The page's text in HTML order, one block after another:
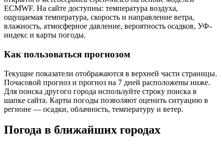
ECMWF. На сайте доступны: температура воздуха,
ощущаемая температура, скорость и направление ветра,
влажность, атмосферное давление, вероятность осадков, УФ-
индекс и карты погоды.
Как пользоваться прогнозом
Текущие показатели отображаются в верхней части страницы.
Почасовой прогноз и прогноз на 7 дней расположены ниже.
Для поиска другого города используйте строку поиска в
шапке сайта. Карты погоды позволяют оценить ситуацию в
регионе — осадки, облачность, температуру и ветер.
Погода в ближайших городах